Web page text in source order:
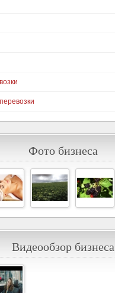
Фото бизнеса
Видеообзор бизнеса